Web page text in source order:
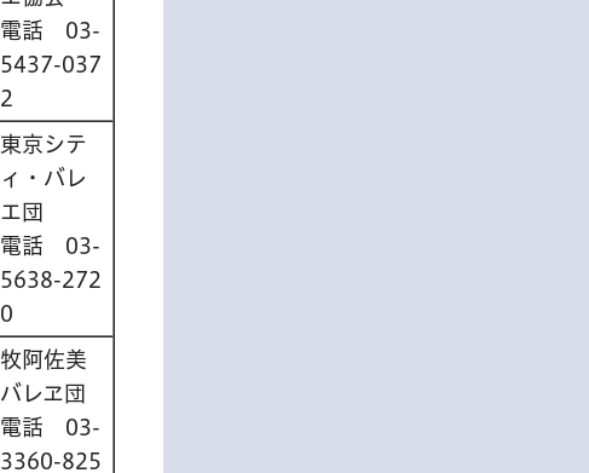
電話 03-
5437-037
2
東京シテ
ィ・バレ
エ団
電話 03-
5638-272
0
牧阿佐美
バレヱ団
電話 03-
3360-825